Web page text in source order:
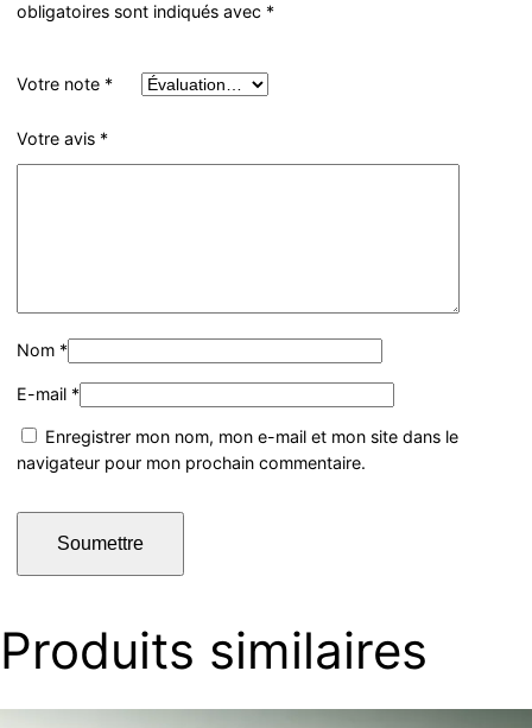
obligatoires sont indiqués avec *
Votre note *
Votre avis *
Nom *
E-mail *
Enregistrer mon nom, mon e-mail et mon site dans le
navigateur pour mon prochain commentaire.
Produits similaires